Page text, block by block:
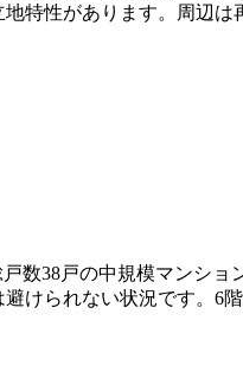
特性があります。周辺
数38戸の中規模マンシ
けられない状況です。6